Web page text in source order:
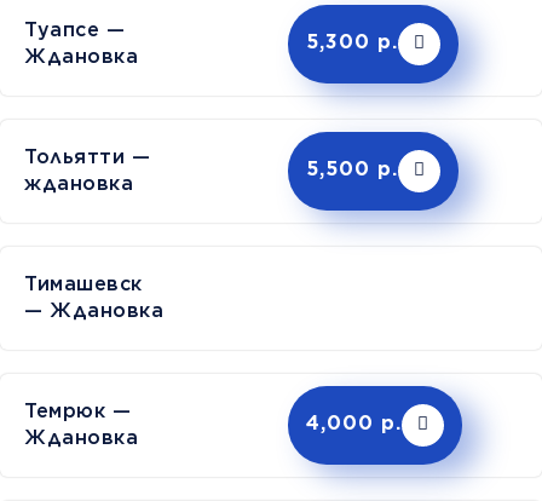
Туапсе —
Ждановка
5,300 р.
Тольятти —
ждановка
5,500 р.
— Ждановка
Темрюк —
Ждановка
4,000 р.